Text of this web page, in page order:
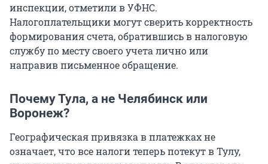
инспекции, отметили в УФНС.
Налогоплательщики могут сверить корректность
формирования счета, обратившись в налоговую
службу по месту своего учета лично или
направив письменное обращение.
Почему Тула, а не Челябинск или
Воронеж?
Географическая привязка в платежках не
означает, что все налоги теперь потекут в Тулу,